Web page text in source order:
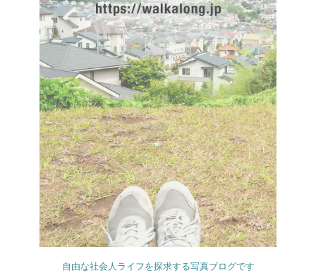
自由な社会人ライフを探求する写真ブログです